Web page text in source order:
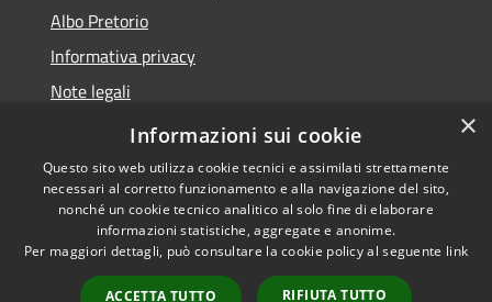
Albo Pretorio
Informativa privacy
Note legali
Dichiarazione di accessibilità
Accessibilità
Copyright © 2026 • Comune di
San Pietro Apostolo • Powered
byMunicipium Accesso
×
Informazioni sui cookie
Questo sito web utilizza cookie tecnici e assimilati strettamente
necessari al corretto funzionamento e alla navigazione del sito,
nonché un cookie tecnico analitico al solo fine di elaborare
informazioni statistiche, aggregate e anonime.
Per maggiori dettagli, può consultare la cookie policy al seguente link
ACCETTA TUTTO RIFIUTA TUTTO